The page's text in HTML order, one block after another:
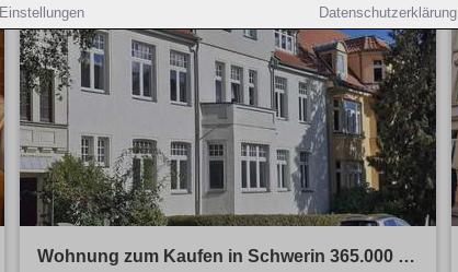
Einstellungen Datenschutzerklärung
Wohnung zum Kaufen in Schwerin 365.000 €